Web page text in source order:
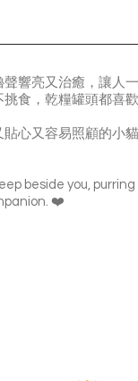
響亮又治癒，讓人一
食，乾糧罐頭都喜
心又容易照顧的小
beside you, purring
❤️